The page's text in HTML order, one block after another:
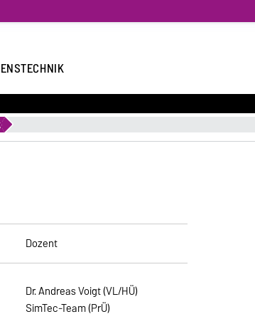
Dozent
Dr. Andreas Voigt(VL/HÜ)
SimTec-Team (PrÜ)